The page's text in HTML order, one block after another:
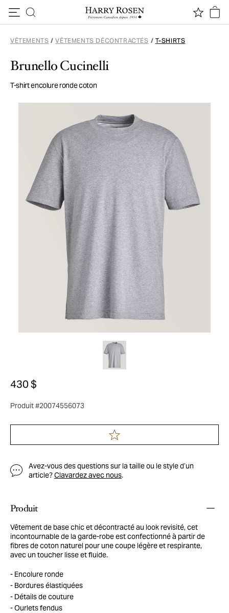
VÊTEMENTS / VÊTEMENTS DÉCONTRACTÉS / T-SHIRTS
Brunello Cucinelli
T-shirt encolure ronde coton
430 $
Produit #20074556073
Avez-vous des questions sur la taille ou le style d’un
article?Clavardez avec nous.
Produit
Vêtement de base chic et décontracté au look revisité, cet
incontournable de la garde-robe est confectionné à partir de
fibres de coton naturel pour une coupe légère et respirante,
avec un toucher lisse et fluide.
Encolure ronde
Bordures élastiquées
Détails de couture
Ourlets fendus